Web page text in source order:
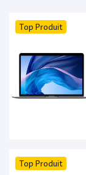
Top Produit
Top Produit